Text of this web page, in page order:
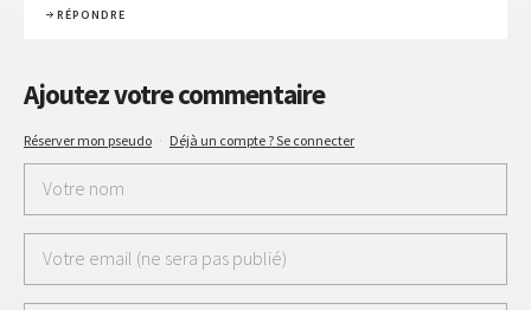
RÉPONDRE
Ajoutez votre commentaire
Réserver mon pseudo · Déjà un compte ? Se connecter